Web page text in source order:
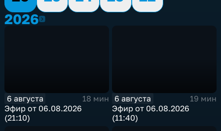
20262026
6 августа
18 мин
Эфир от 06.08.2026
(21:10)
6 августа
19 мин
Эфир от 06.08.2026
(11:40)